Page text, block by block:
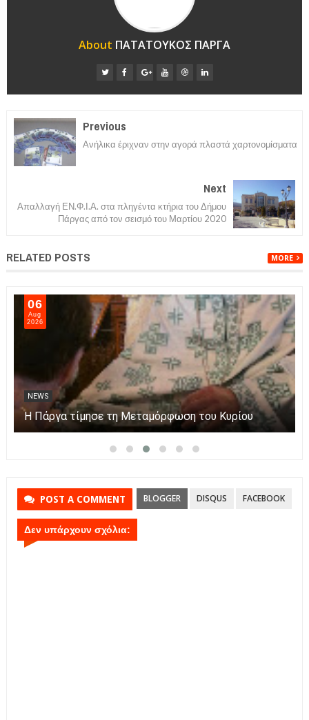
About ΠΑΤΑΤΟΥΚΟΣ ΠΑΡΓΑ
Previous
Ανήλικα έριχναν στην αγορά πλαστά χαρτονομίσματα
Next
Απαλλαγή ΕΝ.Φ.Ι.Α. στα πληγέντα κτήρια του Δήμου
Πάργας από τον σεισμό του Μαρτίου 2020
RELATED POSTS MORE
06
Aug
2026
NEWS
Η Πάργα τίμησε τη Μεταμόρφωση του Κυρίου
POST A COMMENT BLOGGER DISQUS FACEBOOK
Δεν υπάρχουν σχόλια: